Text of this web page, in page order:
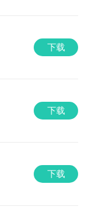
下载
下载
下载